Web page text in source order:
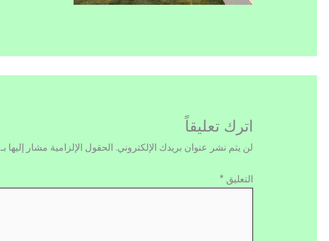
اترك تعليقاً
لن يتم نشر عنوان بريدك الإلكتروني. الحقول الإلزامية مشار إليها بـ
التعليق *